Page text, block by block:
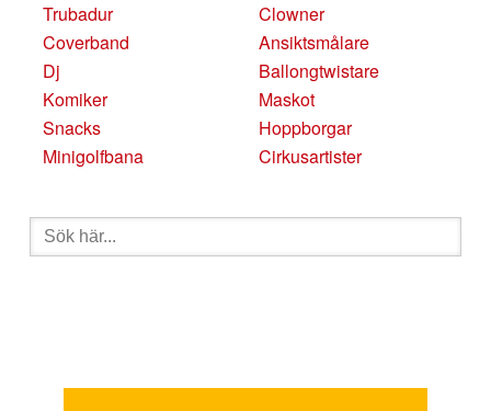
Trubadur
Coverband
Dj
Komiker
Snacks
Minigolfbana
Clowner
Ansiktsmålare
Ballongtwistare
Maskot
Hoppborgar
Cirkusartister
Sök
efter: